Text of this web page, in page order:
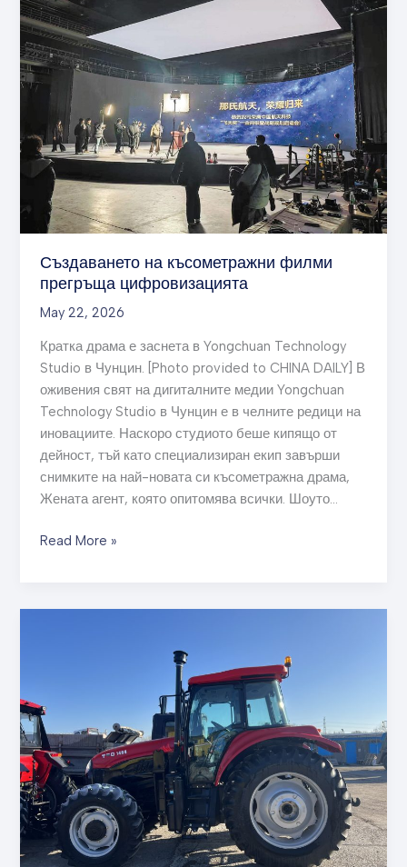
Създаването на късометражни филми
прегръща цифровизацията
May 22, 2026
Кратка драма е заснета в Yongchuan Technology
Studio в Чунцин. [Photo provided to CHINA DAILY] В
оживения свят на дигиталните медии Yongchuan
Technology Studio в Чунцин е в челните редици на
иновациите. Наскоро студиото беше кипящо от
дейност, тъй като специализиран екип завърши
снимките на най-новата си късометражна драма,
Жената агент, която опитомява всички. Шоуто…
късометражни
филми
прегръща
цифровизацията
Read More »
на
международния
панаир